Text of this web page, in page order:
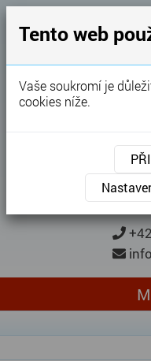
Karel
Garážová
Tento web
Vaše soukromí je
cookies níže.